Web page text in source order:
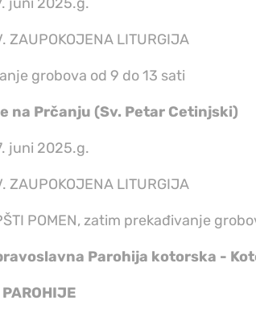
ZAUPOKOJENA LITURGIJA
grobova od 9 do 13 sati
na Prčanju (Sv. Petar Cetinjski)
juni 2025.g.
ZAUPOKOJENA LITURGIJA
POMEN, zatim prekađivanje
Parohija kotorska -